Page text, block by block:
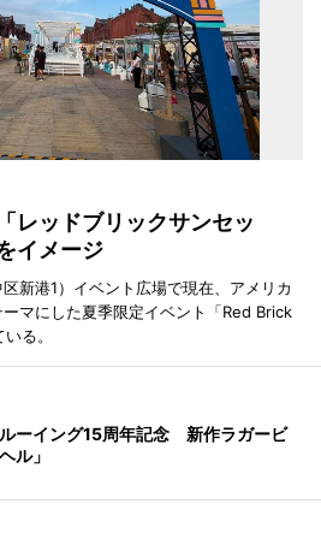
レッドブリックサンセッ
イメージ
新港1）イベント広場で現在、アメリカ
マにした夏季限定イベント「Red Brick
る。
ーイング15周年記念 新作ラガービ
ル」